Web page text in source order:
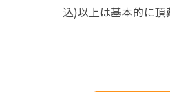
込)以上は基本的に頂